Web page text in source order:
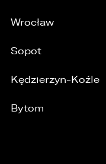
Wrocław
Sopot
Kędzierzyn-Koźle
Bytom